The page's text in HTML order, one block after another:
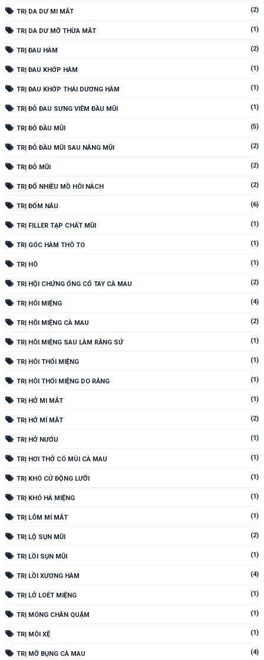
TRỊ DA DƯ MI MẮT (2)
TRỊ DA DƯ MỠ THỪA MẮT (1)
TRỊ ĐAU HÀM (2)
TRỊ ĐAU KHỚP HÀM (1)
TRỊ ĐAU KHỚP THÁI DƯƠNG HÀM (1)
TRỊ ĐỎ ĐAU SƯNG VIÊM ĐẦU MŨI (1)
TRỊ ĐỎ ĐẦU MŨI (5)
TRỊ ĐỎ ĐẦU MŨI SAU NÂNG MŨI (2)
TRỊ ĐỎ MŨI (2)
TRỊ ĐỔ NHIỀU MỒ HÔI NÁCH (2)
TRỊ ĐỐM NÂU (6)
TRỊ FILLER TẠP CHẤT MŨI (1)
TRỊ GÓC HÀM THÔ TO (1)
TRỊ HÔ (1)
TRỊ HỘI CHỨNG ỐNG CỔ TAY CÀ MAU (2)
TRỊ HÔI MIỆNG (4)
TRỊ HÔI MIỆNG CÀ MAU (2)
TRỊ HÔI MIỆNG SAU LÀM RĂNG SỨ (1)
TRỊ HÔI THỐI MIỆNG (1)
TRỊ HÔI THỐI MIỆNG DO RĂNG (1)
TRỊ HỞ MI MẮT (1)
TRỊ HỞ MÍ MẮT (2)
TRỊ HỞ NƯỚU (1)
TRỊ HƠI THỞ CÓ MÙI CÀ MAU (1)
TRỊ KHÓ CỬ ĐỘNG LƯỠI (1)
TRỊ KHÓ HÁ MIỆNG (1)
TRỊ LÕM MÍ MẮT (1)
TRỊ LỘ SỤN MŨI (2)
TRỊ LỒI SỤN MŨI (1)
TRỊ LỒI XƯƠNG HÀM (4)
TRỊ LỞ LOÉT MIỆNG (1)
TRỊ MÓNG CHÂN QUẶM (1)
TRỊ MÔI XỆ (1)
TRỊ MỠ BỤNG CÀ MAU (4)